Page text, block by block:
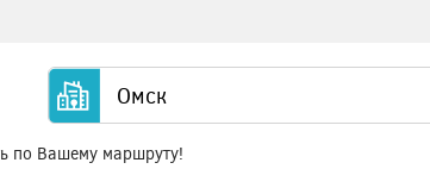
по Вашему маршруту!